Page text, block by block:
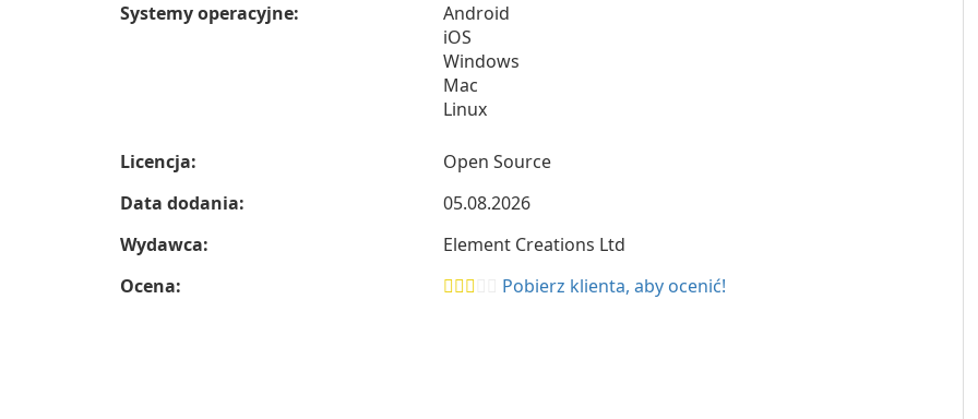
Systemy operacyjne:
Android
iOS
Windows
Mac
Linux
Licencja:
Open Source
Data dodania:
05.08.2026
Wydawca:
Element Creations Ltd
Ocena:
Pobierz klienta, aby ocenić!